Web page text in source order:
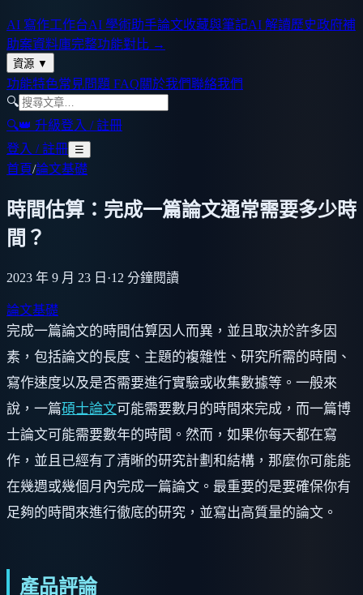
AI 寫作工作台AI 學術助手論文收藏與筆記AI 解讀歷史政府補
助案資料庫完整功能對比 →
資源 ▼
功能特色常見問題 FAQ關於我們聯絡我們
🔍
🔍👑 升級登入 / 註冊
登入 / 註冊 ☰
首頁/論文基礎
時間估算：完成一篇論文通常需要多少時
間？
2023 年 9 月 23 日 ·12 分鐘閱讀
論文基礎
完成一篇論文的時間估算因人而異，並且取決於許多因
素，包括論文的長度、主題的複雜性、研究所需的時間、
寫作速度以及是否需要進行實驗或收集數據等。一般來
說，一篇碩士論文可能需要數月的時間來完成，而一篇博
士論文可能需要數年的時間。然而，如果你每天都在寫
作，並且已經有了清晰的研究計劃和結構，那麼你可能能
在幾週或幾個月內完成一篇論文。最重要的是要確保你有
足夠的時間來進行徹底的研究，並寫出高質量的論文。
產品評論